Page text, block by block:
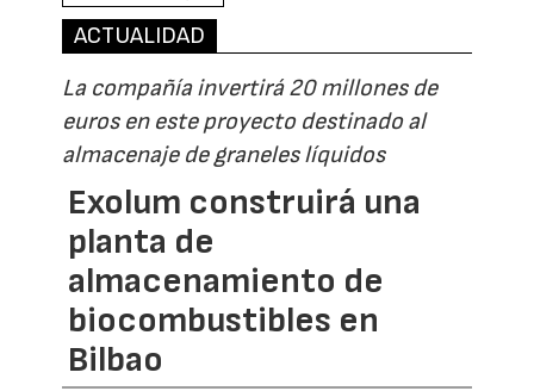
ACTUALIDAD
La compañía invertirá 20 millones de
euros en este proyecto destinado al
almacenaje de graneles líquidos
Exolum construirá una
planta de
almacenamiento de
biocombustibles en
Bilbao